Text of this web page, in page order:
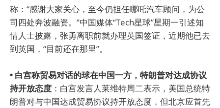
称：“感谢大家关心，至今仍担任哪吒汽车顾问，为公
司四处奔波融资。”中国媒体“Tech星球”星期一引述知
情人士披露，张勇离职前就办理英国签证，近期他已去
到英国，“目前还在那里”。
• 白宫称贸易对话的球在中国一方，特朗普对达成协议
持开放态度 ：白宫发言人莱维特周二表示，美国总统特
朗普对与中国达成贸易协议持开放态度，但北京应首先